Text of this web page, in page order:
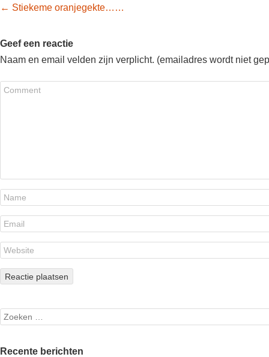
Post navigation
← Stiekeme oranjegekte……
Geef een reactie
Naam en email velden zijn verplicht. (emailadres wordt niet
Search
Recente berichten